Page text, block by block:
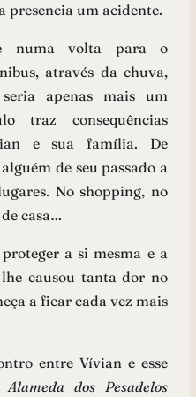
presencia um acidente.
numa volta para o
através da chuva,
apenas mais um
traz consequências
e sua família. De
de seu passado a
No shopping, no
casa…
a si mesma e a
causou tanta dor no
a ficar cada vez mais
entre Vívian e esse
Alameda dos Pesadelos